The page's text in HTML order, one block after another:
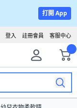
打開 App
客服中心
註冊會員
登入